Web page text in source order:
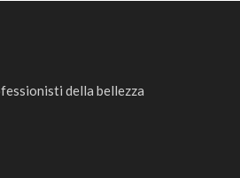
della bellezza